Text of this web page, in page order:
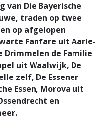
Die Bayerische
traden op twee
op afgelopen
Fanfare uit Aarle-
de Familie
uit Waalwijk, De
zelf, De Essener
Essen, Morova uit
en